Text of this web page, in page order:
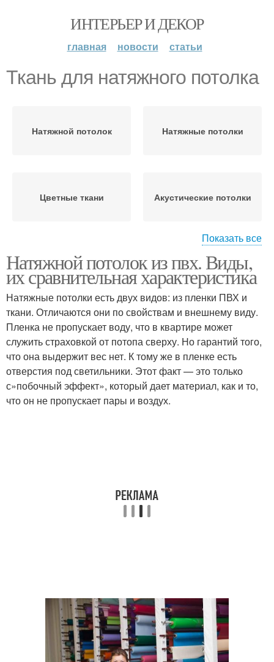
ИНТЕРЬЕР И ДЕКОР
главная новости статьи
Ткань для натяжного потолка
Натяжной потолок Натяжные потолки
Цветные ткани Акустические потолки
Потолки из ткани
Показать все
Натяжной потолок из пвх. Виды,
их сравнительная характеристика
Натяжные потолки есть двух видов: из пленки ПВХ и
ткани. Отличаются они по свойствам и внешнему виду.
Пленка не пропускает воду, что в квартире может
служить страховкой от потопа сверху. Но гарантий того,
что она выдержит вес нет. К тому же в пленке есть
отверстия под светильники. Этот факт — это только
с»побочный эффект», который дает материал, как и то,
что он не пропускает пары и воздух.